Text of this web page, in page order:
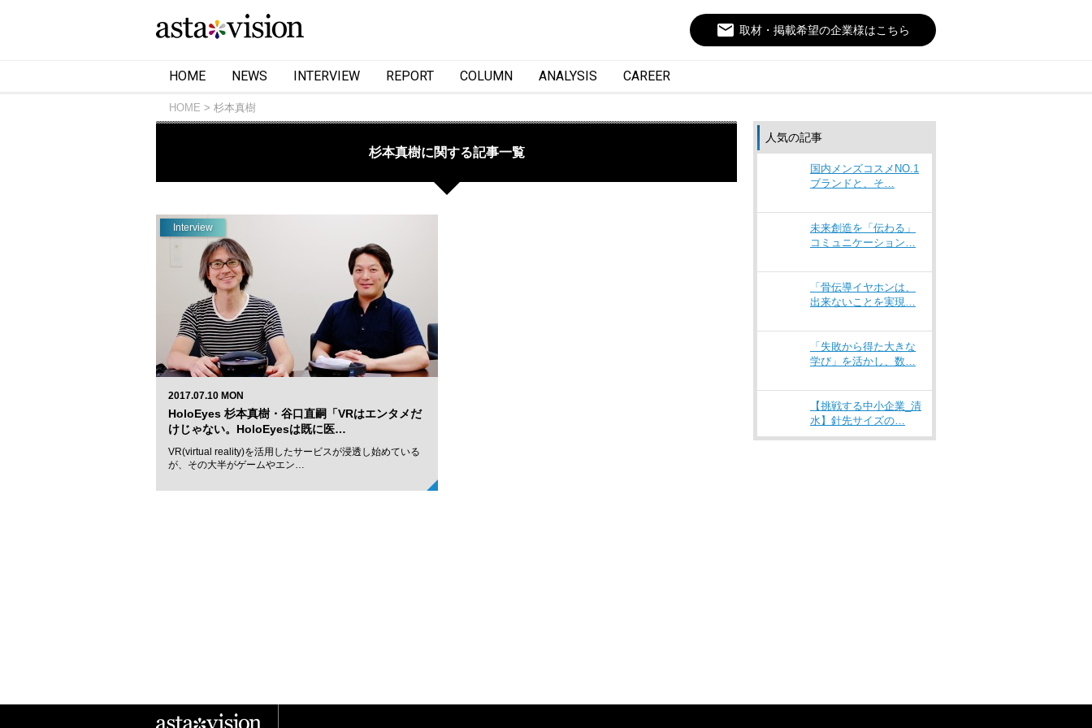
email 取材・掲載希望の企業様はこちら
HOME NEWS INTERVIEW REPORT COLUMN ANALYSIS CAREER
HOME 杉本真樹
杉本真樹に関する記事一覧
Interview
2017.07.10 MON
HoloEyes 杉本真樹・谷口直嗣「VRはエンタメだ
けじゃない。HoloEyesは既に医…
VR(virtual reality)を活用したサービスが浸透し始めている
が、その大半がゲームやエン…
人気の記事
国内メンズコスメNO.1
ブランドと、そ…
未来創造を「伝わる」
コミュニケーション…
「骨伝導イヤホンは、
出来ないことを実現…
「失敗から得た大きな
学び」を活かし、数…
【挑戦する中小企業_清
水】針先サイズの…